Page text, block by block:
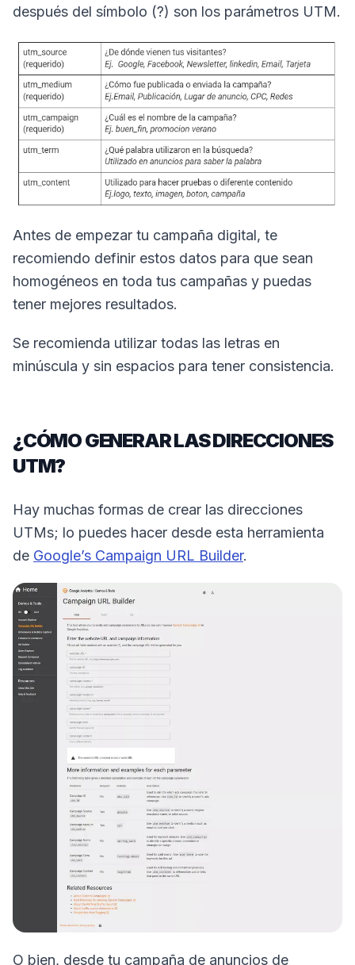
después del símbolo (?) son los parámetros UTM.
Antes de empezar tu campaña digital, te
recomiendo definir estos datos para que sean
homogéneos en toda tus campañas y puedas
tener mejores resultados.
Se recomienda utilizar todas las letras en
minúscula y sin espacios para tener consistencia.
¿CÓMO GENERAR LAS DIRECCIONES
UTM?
Hay muchas formas de crear las direcciones
UTMs; lo puedes hacer desde esta herramienta
de Google’s Campaign URL Builder.
O bien, desde tu campaña de anuncios de